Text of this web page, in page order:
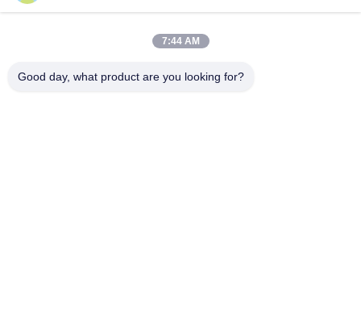
No 8028, Centro Industrial Jincheng, calle Lixin Sur, calle Fuyong,
7:44 AM
Good day, what product are you looking for?